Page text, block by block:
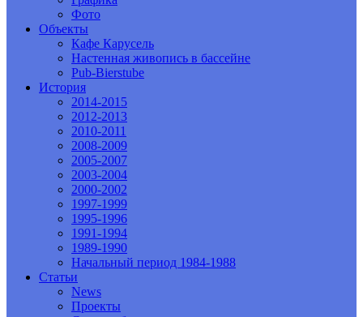
Фото
Объекты
Кафе Карусель
Настенная живопись в бассейне
Pub-Bierstube
История
2014-2015
2012-2013
2010-2011
2008-2009
2005-2007
2003-2004
2000-2002
1997-1999
1995-1996
1991-1994
1989-1990
Начальный период 1984-1988
Статьи
News
Проекты